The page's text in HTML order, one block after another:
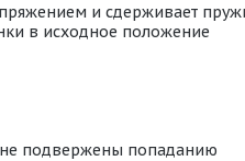
и сдерживает
в исходное положение
не подвержены попаданию